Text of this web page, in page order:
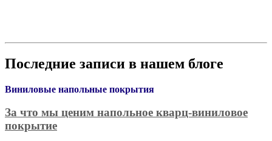
Последние записи в нашем блоге
Виниловые напольные покрытия
За что мы ценим напольное кварц-виниловое
покрытие